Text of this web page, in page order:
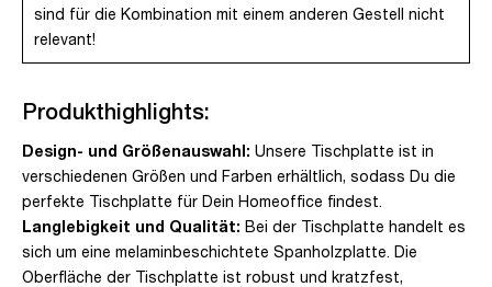
sind für die Kombination mit einem anderen Gestell nicht
relevant!
Produkthighlights:
Design- und Größenauswahl: Unsere Tischplatte ist in
verschiedenen Größen und Farben erhältlich, sodass Du die
perfekte Tischplatte für Dein Homeoffice findest.
Langlebigkeit und Qualität: Bei der Tischplatte handelt es
sich um eine melaminbeschichtete Spanholzplatte. Die
Oberfläche der Tischplatte ist robust und kratzfest,